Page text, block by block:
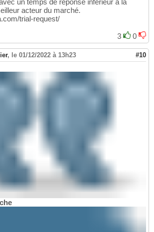
un temps de réponse inférieur à la
acteur du marché.
trial-request/
3
0
, le 01/12/2022 à 13h23 #10